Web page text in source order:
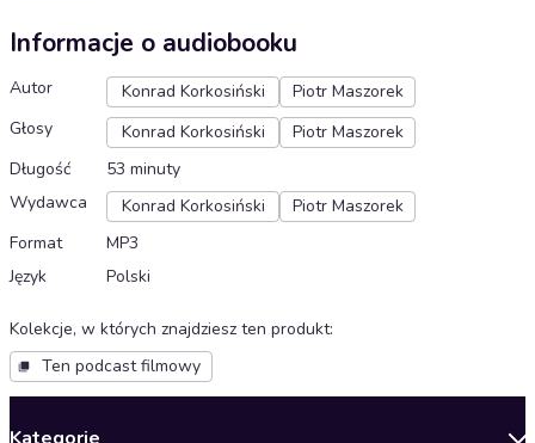
Informacje o audiobooku
Autor Konrad Korkosiński
Piotr Maszorek
Głosy
Konrad Korkosiński
Piotr Maszorek
Długość
53 minuty
Wydawca
Konrad Korkosiński
Piotr Maszorek
Format
MP3
Język
Polski
Kolekcje, w których znajdziesz ten produkt:
Ten podcast filmowy